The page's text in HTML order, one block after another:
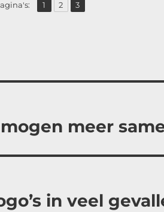
Pagina
1 ,
Pagina
2 ,
Pagina
3
meer
in veel